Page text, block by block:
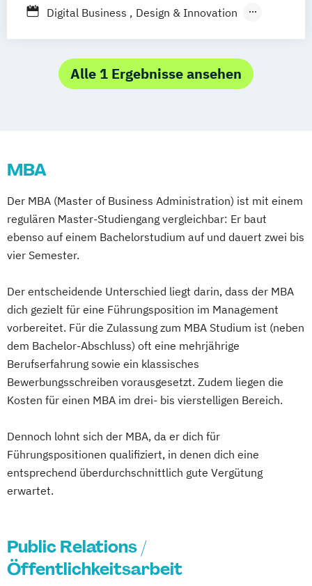
Digital Business
Design & Innovation
Alle 1 Ergebnisse ansehen
MBA
Der MBA (Master of Business Administration) ist mit einem
regulären Master-Studiengang vergleichbar: Er baut
ebenso auf einem Bachelorstudium auf und dauert zwei bis
vier Semester.
Der entscheidende Unterschied liegt darin, dass der MBA
dich gezielt für eine Führungsposition im Management
vorbereitet. Für die Zulassung zum MBA Studium ist (neben
dem Bachelor-Abschluss) oft eine mehrjährige
Berufserfahrung sowie ein klassisches
Bewerbungsschreiben vorausgesetzt. Zudem liegen die
Kosten für einen MBA im drei- bis vierstelligen Bereich.
Dennoch lohnt sich der MBA, da er dich für
Führungspositionen qualifiziert, in denen dich eine
entsprechend überdurchschnittlich gute Vergütung
erwartet.
Public Relations /
Öffentlichkeitsarbeit